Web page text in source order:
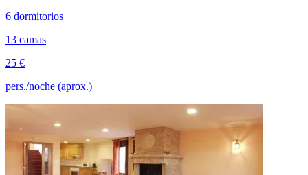
6 dormitorios
13 camas
25 €
pers./noche (aprox.)